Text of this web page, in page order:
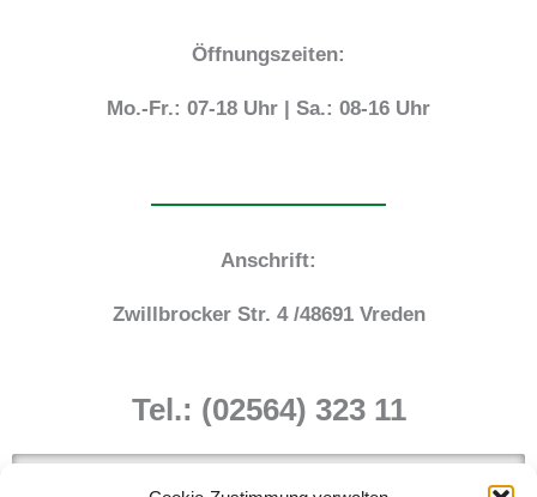
Öffnungszeiten:
Mo.-Fr.: 07-18 Uhr | Sa.: 08-16 Uhr
Anschrift:
Zwillbrocker Str. 4 /48691 Vreden
Tel.: (02564) 323 11